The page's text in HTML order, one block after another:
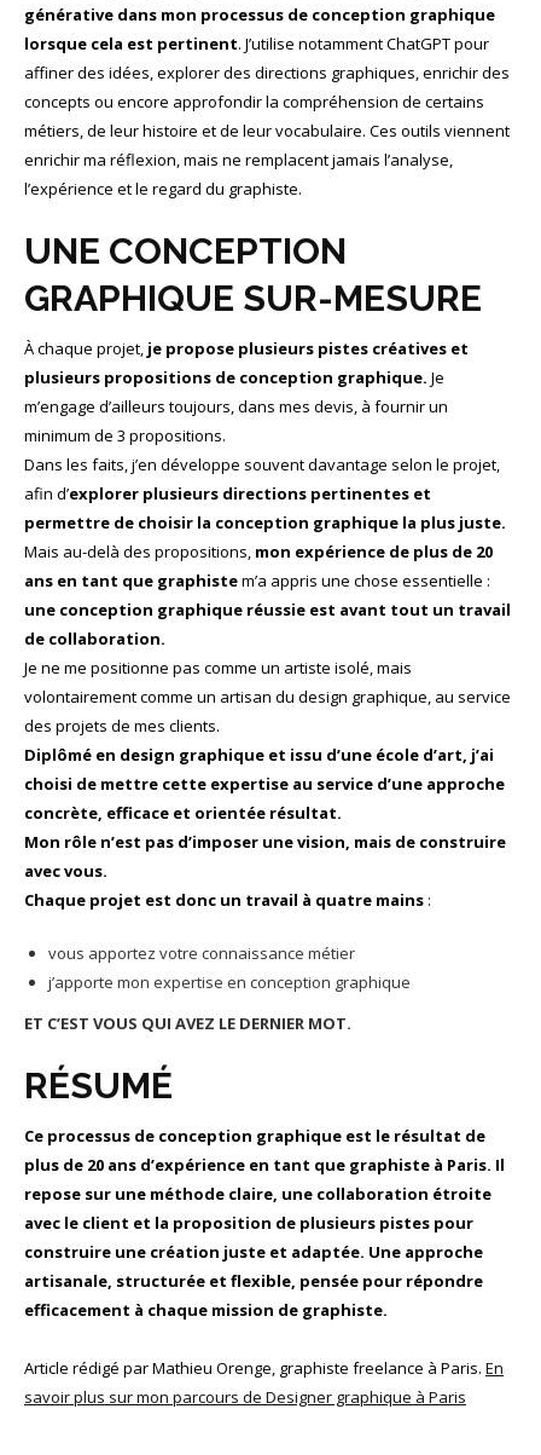
générative dans mon processus de conception graphique
lorsque cela est pertinent. J’utilise notamment ChatGPT pour
affiner des idées, explorer des directions graphiques, enrichir des
concepts ou encore approfondir la compréhension de certains
métiers, de leur histoire et de leur vocabulaire. Ces outils viennent
enrichir ma réflexion, mais ne remplacent jamais l’analyse,
l’expérience et le regard du graphiste.
UNE CONCEPTION
GRAPHIQUE SUR-MESURE
À chaque projet, je propose plusieurs pistes créatives et
plusieurs propositions de conception graphique. Je
m’engage d’ailleurs toujours, dans mes devis, à fournir un
minimum de 3 propositions.
Dans les faits, j’en développe souvent davantage selon le projet,
afin d’explorer plusieurs directions pertinentes et
permettre de choisir la conception graphique la plus juste.
Mais au-delà des propositions, mon expérience de plus de 20
ans en tant que graphistem’a appris une chose essentielle :
une conception graphique réussie est avant tout un travail
de collaboration.
Je ne me positionne pas comme un artiste isolé, mais
volontairement comme un artisan du design graphique, au service
des projets de mes clients.
Diplômé en design graphique et issu d’une école d’art, j’ai
choisi de mettre cette expertise au service d’une approche
concrète, efficace et orientée résultat.
Mon rôle n’est pas d’imposer une vision, mais de construire
avec vous.
Chaque projet est donc un travail à quatre mains :
vous apportez votre connaissance métier
j’apporte mon expertise en conception graphique
ET C’EST VOUS QUI AVEZ LE DERNIER MOT.
RÉSUMÉ
Ce processus de conception graphique est le résultat de
plus de 20 ans d’expérience en tant que graphiste à Paris. Il
repose sur une méthode claire, une collaboration étroite
avec le client et la proposition de plusieurs pistes pour
construire une création juste et adaptée. Une approche
artisanale, structurée et flexible, pensée pour répondre
efficacement à chaque mission de graphiste.
Article rédigé par Mathieu Orenge, graphiste freelance à Paris. En
savoir plus sur mon parcours de Designer graphique à Paris